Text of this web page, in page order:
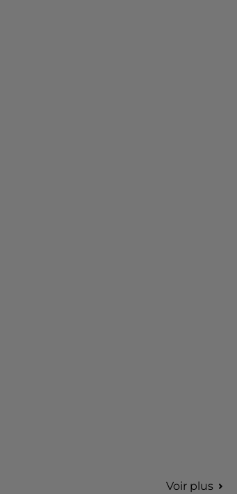
Voir plus